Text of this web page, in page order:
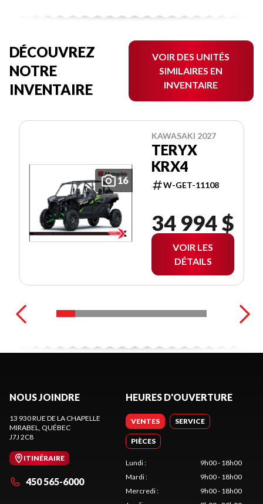
DÉCOUVREZ
NOTRE
INVENTAIRE
VOIR DES UNITÉS
SIMILAIRES EN
INVENTAIRE
16
KAWASAKI 2027
TERYX
KRX4
W-GET-11108
34 994 $
VOIR LES
DÉTAILS
NOUS JOINDRE
13 930 RUE DE LA CHAPELLE
MIRABEL, QUÉBEC
J7J 2C8
ITINÉRAIRE
450 565-6000
HEURES D'OUVERTURE
VENTES SERVICE
PIÈCES
Lundi:
9h00 - 18h00
Mardi:
9h00 - 18h00
Mercredi:
9h00 - 18h00